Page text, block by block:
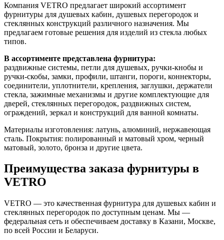
Компания VETRO предлагает широкий ассортимент
фурнитуры для душевых кабин, душевых перегородок и
стеклянных конструкций различного назначения. Мы
предлагаем готовые решения для изделий из стекла любых
типов.
В ассортименте представлена фурнитура:
раздвижные системы, петли для душевых, ручки-кнобы и
ручки-скобы, замки, профили, штанги, пороги, коннекторы,
соединители, уплотнители, крепления, заглушки, держатели
стекла, зажимные механизмы и другие комплектующие для
дверей, стеклянных перегородок, раздвижных систем,
ограждений, зеркал и конструкций для ванной комнаты.
Материалы изготовления: латунь, алюминий, нержавеющая
сталь. Покрытия: полированный и матовый хром, черный
матовый, золото, бронза и другие цвета.
Преимущества заказа фурнитуры в
VETRO
VETRO — это качественная фурнитура для душевых кабин и
стеклянных перегородок по доступным ценам. Мы —
федеральная сеть и обеспечиваем доставку в Казани, Москве,
по всей России и Беларуси.